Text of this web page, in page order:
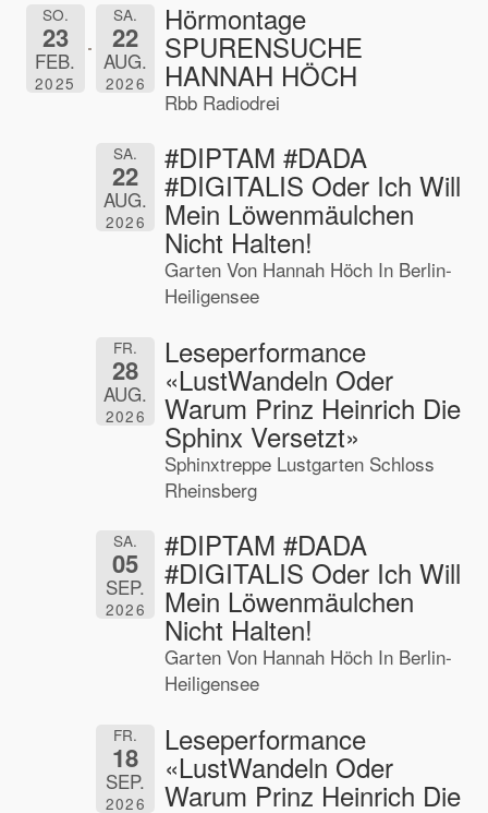
SO.
23
FEB.
2025
SA.
22
AUG.
2026
Hörmontage
SPURENSUCHE
HANNAH HÖCH
Rbb Radiodrei
SA.
22
AUG.
2026
#DIPTAM #DADA
#DIGITALIS Oder Ich Will
Mein Löwenmäulchen
Nicht Halten!
Garten Von Hannah Höch In Berlin-
Heiligensee
FR.
28
AUG.
2026
Leseperformance
«LustWandeln Oder
Warum Prinz Heinrich Die
Sphinx Versetzt»
Sphinxtreppe Lustgarten Schloss
Rheinsberg
SA.
05
SEP.
2026
#DIPTAM #DADA
#DIGITALIS Oder Ich Will
Mein Löwenmäulchen
Nicht Halten!
Garten Von Hannah Höch In Berlin-
Heiligensee
FR.
18
SEP.
2026
Leseperformance
«LustWandeln Oder
Warum Prinz Heinrich Die